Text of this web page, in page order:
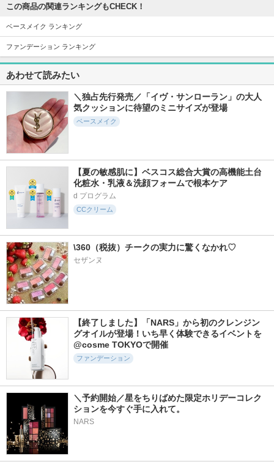
レブロン
5.5
772件
シルクスキンレイヤ
ークッション
espoir
ダーマシンコンシー
ラー
23yearsold
ソフトマットプレス
トパウダー
5.3
213件
ハートリーフシンカ
バークッション
23yearsold
エッセンシャルスキ
ンヌーダークッショ
JUNGSAEMMOOL
ブラック クッショ
ン ファンデーショ
HERA
V3 インテリジェン
ト ファンデーショ
ン
SPICARE
Black Perfection Co
ver Fit Cushion
5.4
83件
ユアースキンドレス
トーンアップベース
skim
この商品の関連ランキングもCHECK！
ベースメイク ランキング
ファンデーション ランキング
あわせて読みたい
＼独占先行発売／「イヴ・サンローラン」の大人
気クッションに待望のミニサイズが登場
ベースメイク
【夏の敏感肌に】ベスコス総合大賞の高機能土台
化粧水・乳液＆洗顔フォームで根本ケア
d プログラム
CCクリーム
\360（税抜）チークの実力に驚くなかれ♡
セザンヌ
【終了しました】「NARS」から初のクレンジン
グオイルが登場！いち早く体験できるイベントを
@cosme TOKYOで開催
ファンデーション
＼予約開始／星をちりばめた限定ホリデーコレク
ションを今すぐ手に入れて。
NARS